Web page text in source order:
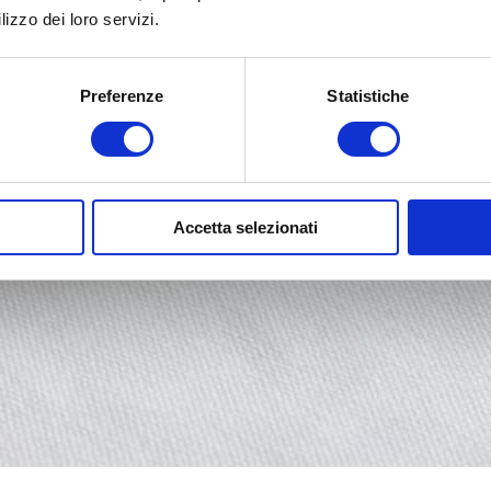
dei loro servizi.
Preferenze Statistiche
Accetta selezionati